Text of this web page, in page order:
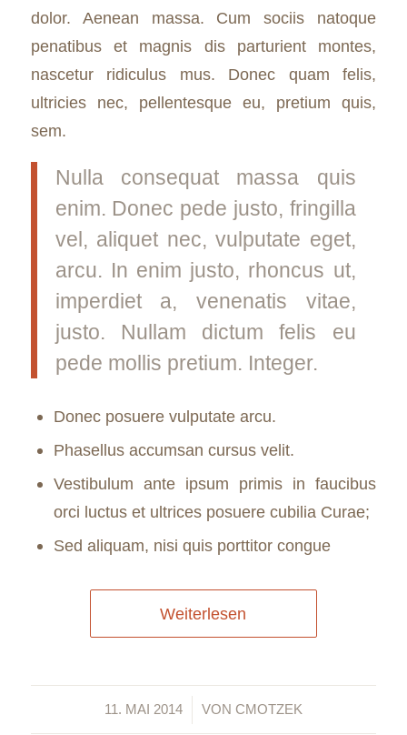
dolor. Aenean massa. Cum sociis natoque
penatibus et magnis dis parturient montes,
nascetur ridiculus mus. Donec quam felis,
ultricies nec, pellentesque eu, pretium quis,
sem.
Nulla consequat massa quis
enim. Donec pede justo, fringilla
vel, aliquet nec, vulputate eget,
arcu. In enim justo, rhoncus ut,
imperdiet a, venenatis vitae,
justo. Nullam dictum felis eu
pede mollis pretium. Integer.
Donec posuere vulputate arcu.
Phasellus accumsan cursus velit.
Vestibulum ante ipsum primis in faucibus
orci luctus et ultrices posuere cubilia Curae;
Sed aliquam, nisi quis porttitor congue
Weiterlesen
11. MAI 2014
/ VON CMOTZEK